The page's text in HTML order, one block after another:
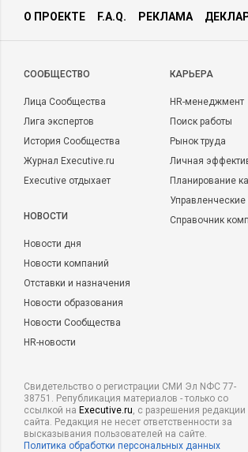
О ПРОЕКТЕ F.A.Q. РЕКЛАМА
CООБЩЕСТВО
Лица Сообщества
Лига экспертов
История Сообщества
Журнал Executive.ru
Executive отдыхает
НОВОСТИ
Новости дня
Новости компаний
Отставки и назначения
Новости образования
Новости Сообщества
HR-новости
КАРЬЕРА
HR-менеджмент
Поиск работы
Рынок труда
Личная
Планирование
Управленческие
Справочник
Свидетельство о регистрации СМИ Эл NФС 77-
38751. Републикация материалов - только со
ссылкой на Executive.ru, с разрешения редакции
сайта. Редакция не несет ответственности за
высказывания пользователей на сайте.
Политика обработки персональных данных